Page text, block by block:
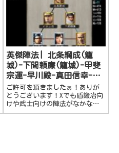
英傑陣法| 北条綱成(籠
城)-下間頼廉(籠城)-甲斐
宗運-早川殿-真田信幸-石
田三成
ご許可を頂きましたぁ！ありが
とうございます！Xでも盾鍛冶向
けや武士向けの陣法がなかなか
ないねぇ～と噂されてまして。